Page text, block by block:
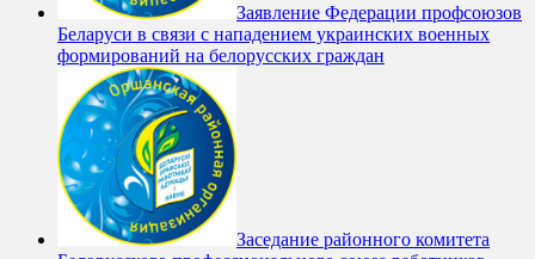
Заявление Федерации профсоюзов
Беларуси в связи с нападением украинских военных
формирований на белорусских граждан
Заседание районного комитета